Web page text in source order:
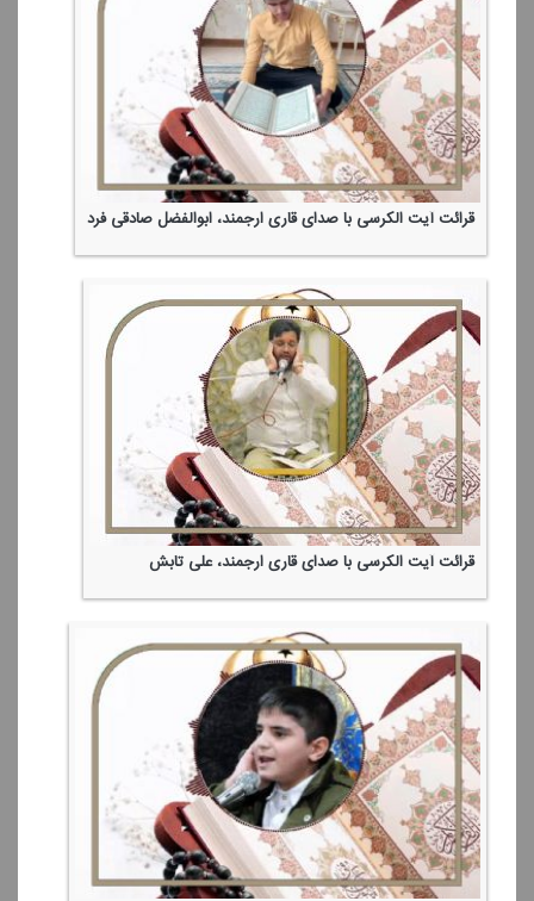
قرائت آیت الكرسی با صدای قاری ارجمند، ابوالفضل صادقی فرد
قرائت آیت الكرسی با صدای قاری ارجمند، علی تابش